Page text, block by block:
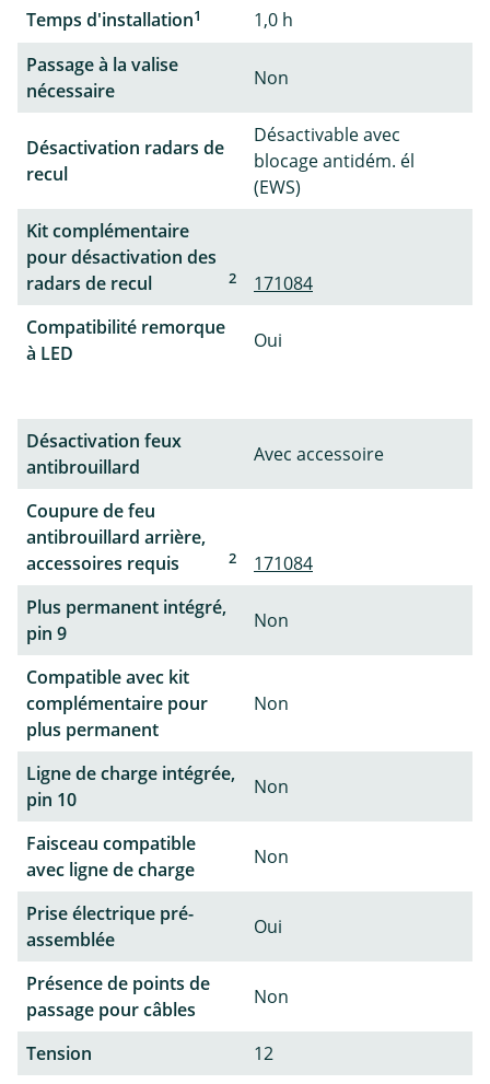
Temps d'installation1
1,0 h
Passage à la valise
nécessaire
Non
Désactivation radars de
recul
Désactivable avec
blocage antidém. él
(EWS)
Kit complémentaire
pour désactivation des
radars de recul
2
171084
Compatibilité remorque
à LED
Oui
Désactivation feux
antibrouillard
Avec accessoire
Coupure de feu
antibrouillard arrière,
accessoires requis
2
171084
Plus permanent intégré,
pin 9
Non
Compatible avec kit
complémentaire pour
plus permanent
Non
Ligne de charge intégrée,
pin 10
Non
Faisceau compatible
avec ligne de charge
Non
Prise électrique pré-
assemblée
Oui
Présence de points de
passage pour câbles
Non
Tension
12